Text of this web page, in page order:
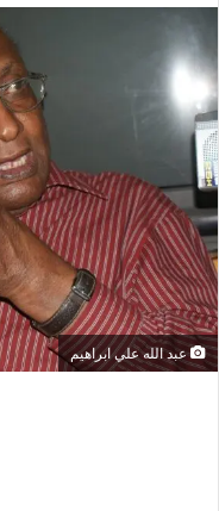
عبد الله علي ابراهيم